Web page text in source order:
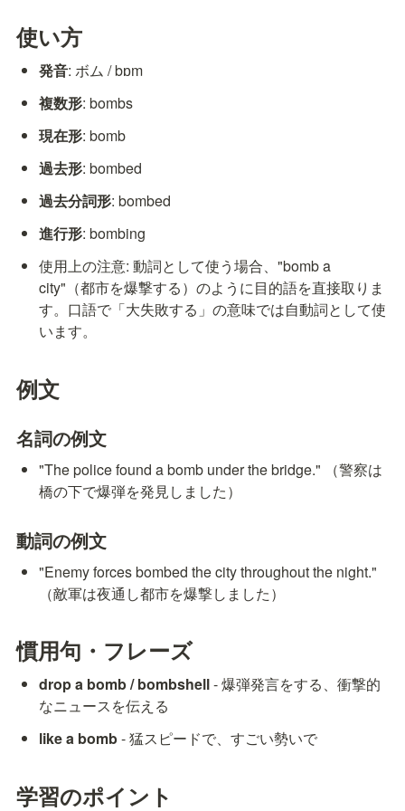
使い方
発音: ボム / bɒm
複数形: bombs
現在形: bomb
過去形: bombed
過去分詞形: bombed
進行形: bombing
使用上の注意: 動詞として使う場合、"bomb a
city"（都市を爆撃する）のように目的語を直接取りま
す。口語で「大失敗する」の意味では自動詞として使
います。
例文
名詞の例文
"The police found a bomb under the bridge." （警察は
橋の下で爆弾を発見しました）
動詞の例文
"Enemy forces bombed the city throughout the night."
（敵軍は夜通し都市を爆撃しました）
慣用句・フレーズ
drop a bomb / bombshell - 爆弾発言をする、衝撃的
なニュースを伝える
like a bomb - 猛スピードで、すごい勢いで
学習のポイント